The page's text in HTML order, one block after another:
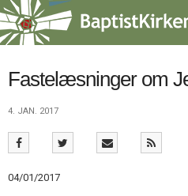
Spring
menu
over
gå
indhold Vend
forsiden
1.0:
Forside
Fastelæsninger om
4. JAN. 2017
04/01/2017